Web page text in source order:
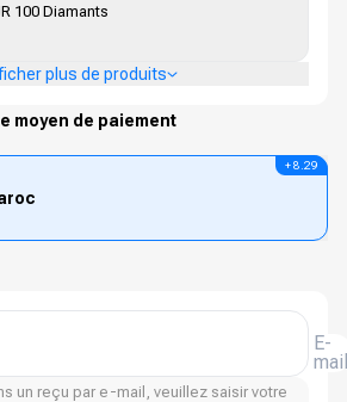
100 Diamants
plus de produits
moyen de paiement
+ 8.29
E-
mail
un reçu par e-mail, veuillez saisir votre